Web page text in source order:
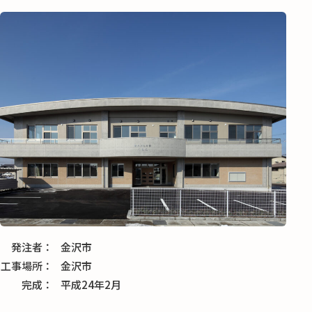
発注者
金沢市
工事場所
金沢市
完成
平成24年2月